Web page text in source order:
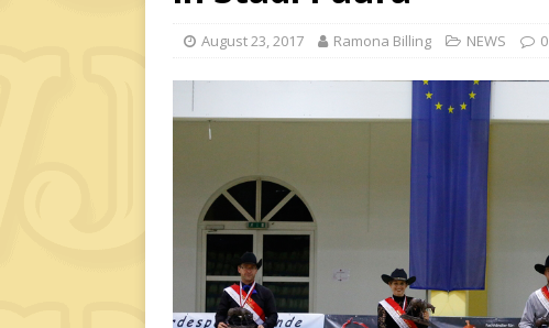
August 23, 2017 Ramona Billing NEWS 0